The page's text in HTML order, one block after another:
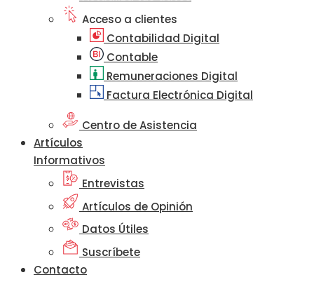
Acceso a clientes
Contabilidad Digital
Contable
Remuneraciones Digital
Factura Electrónica Digital
Centro de Asistencia
Artículos
Informativos
Entrevistas
Artículos de Opinión
Datos Útiles
Suscríbete
Contacto